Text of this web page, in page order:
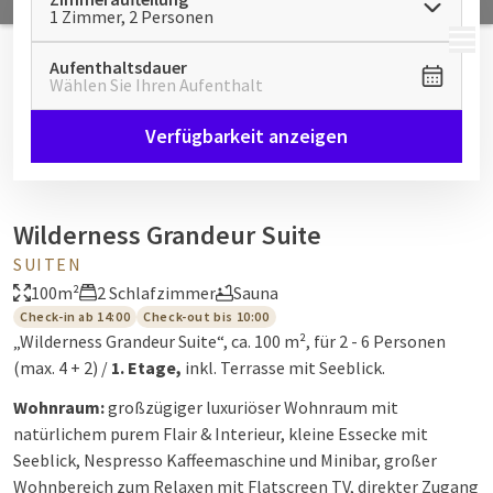
MENÜ
1 Zimmer, 2 Personen
Aufenthaltsdauer
Wählen Sie Ihren Aufenthalt
Verfügbarkeit anzeigen
Wilderness Grandeur Suite
SUITEN
100m²
2 Schlafzimmer Sauna
Check-in ab 14:00 Check-out bis 10:00
„Wilderness Grandeur Suite“, ca. 100 m², für 2 - 6 Personen
(max. 4 + 2) / 1. Etage, inkl. Terrasse mit Seeblick.
Wohnraum:großzügiger luxuriöser Wohnraum mit
natürlichem purem Flair & Interieur, kleine Essecke mit
Seeblick, Nespresso Kaffeemaschine und Minibar, großer
Wohnbereich zum Relaxen mit Flatscreen TV, direkter Zugang